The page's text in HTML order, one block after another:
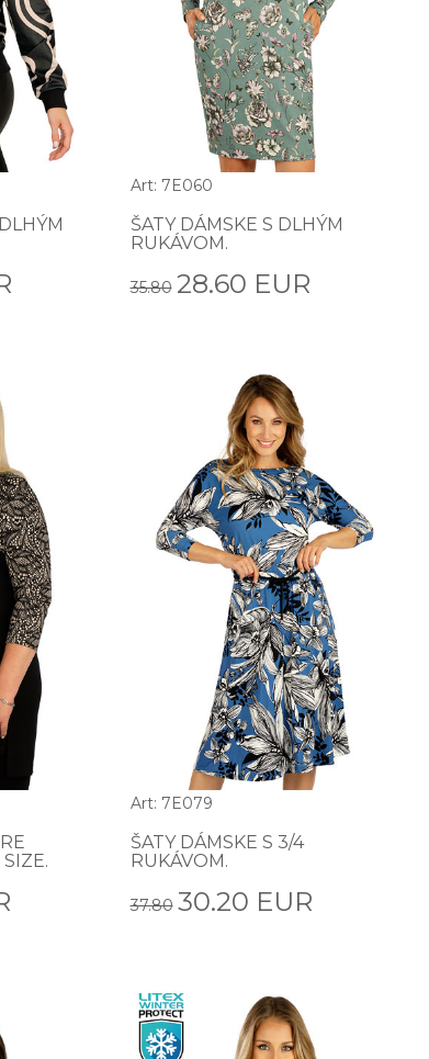
Art: 7E060
ŠATY DÁMSKE S DLHÝM
RUKÁVOM.
35.80 28.60 EUR
Art: 7E079
ŠATY DÁMSKE S 3/4
RUKÁVOM.
37.80 30.20 EUR